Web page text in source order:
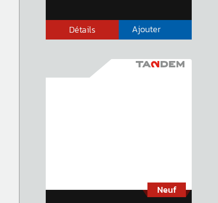
Détails Ajouter
Neuf